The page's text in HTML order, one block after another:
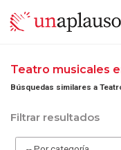
Teatro musicales
Búsquedas similares a
Filtrar resultados